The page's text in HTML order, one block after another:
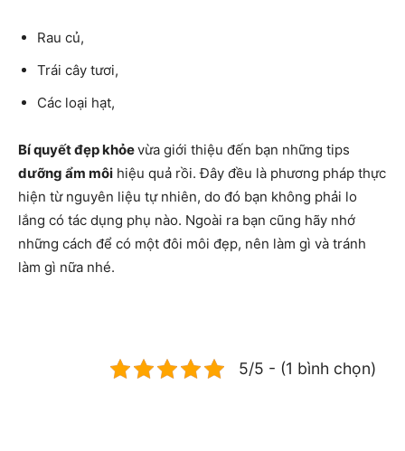
Rau củ,
Trái cây tươi,
Các loại hạt,
Bí quyết đẹp khỏevừa giới thiệu đến bạn những tips
dưỡng ẩm môi hiệu quả rồi. Đây đều là phương pháp thực
hiện từ nguyên liệu tự nhiên, do đó bạn không phải lo
lắng có tác dụng phụ nào. Ngoài ra bạn cũng hãy nhớ
những cách để có một đôi môi đẹp, nên làm gì và tránh
làm gì nữa nhé.
5/5 - (1 bình chọn)